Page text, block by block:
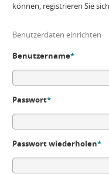
können, registrieren Sie
Benutzerdaten einrichten
Benutzername*
Passwort*
Passwort wiederholen*